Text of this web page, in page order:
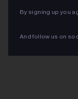
By signing up you
And follow us on